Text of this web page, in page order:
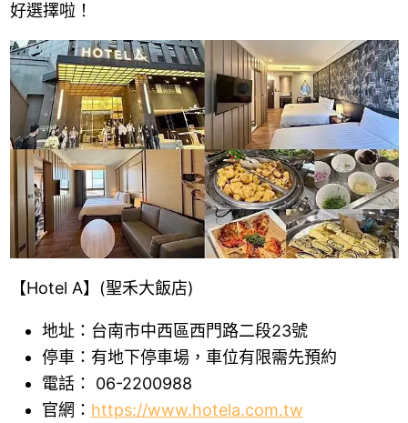
好選擇啦！
【Hotel A】(聖禾大飯店)
地址：台南市中西區西門路二段23號
停車：有地下停車場，車位有限需先預約
電話： 06-2200988
官網： https://www.hotela.com.tw